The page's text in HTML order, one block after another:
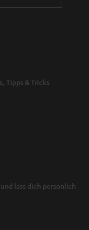
Tipps & Tricks
lass dich persönlich